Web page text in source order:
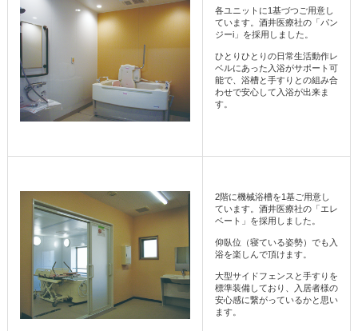
各ユニットに1基づつご用意し
ています。酒井医療社の「パン
ジーi」を採用しました。
ひとりひとりの日常生活動作レ
ベルにあった入浴がサポート可
能で、浴槽と手すりとの組み合
わせで安心して入浴が出来ま
す。
2階に機械浴槽を1基ご用意し
ています。酒井医療社の「エレ
ベート」を採用しました。
仰臥位（寝ている姿勢）でも入
浴を楽しんで頂けます。
大型サイドフェンスと手すりを
標準装備しており、入居者様の
安心感に繋がっているかと思い
ます。